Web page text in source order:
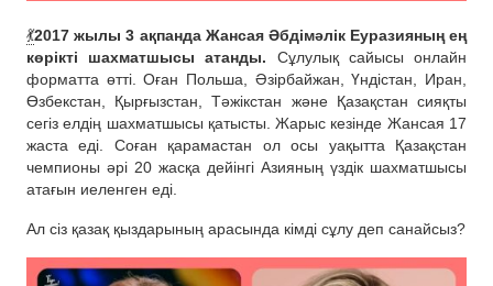
💃2017 жылы 3 ақпанда Жансая Әбдімәлік Еуразияның ең
көрікті шахматшысы атанды. Сұлулық сайысы онлайн
форматта өтті. Оған Польша, Әзірбайжан, Үндістан, Иран,
Өзбекстан, Қырғызстан, Тәжікстан және Қазақстан сияқты
сегіз елдің шахматшысы қатысты. Жарыс кезінде Жансая 17
жаста еді. Соған қарамастан ол осы уақытта Қазақстан
чемпионы әрі 20 жасқа дейінгі Азияның үздік шахматшысы
атағын иеленген еді.
Ал сіз қазақ қыздарының арасында кімді сұлу деп санайсыз?